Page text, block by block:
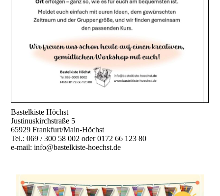
Bastelkiste Höchst
Justinuskirchstraße 5
65929 Frankfurt/Main-Höchst
Tel.: 069 / 300 58 002 oder 0172 66 123 80
e-mail: info@bastelkiste-hoechst.de